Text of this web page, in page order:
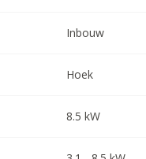
Inbouw
Hoek
8.5 kW